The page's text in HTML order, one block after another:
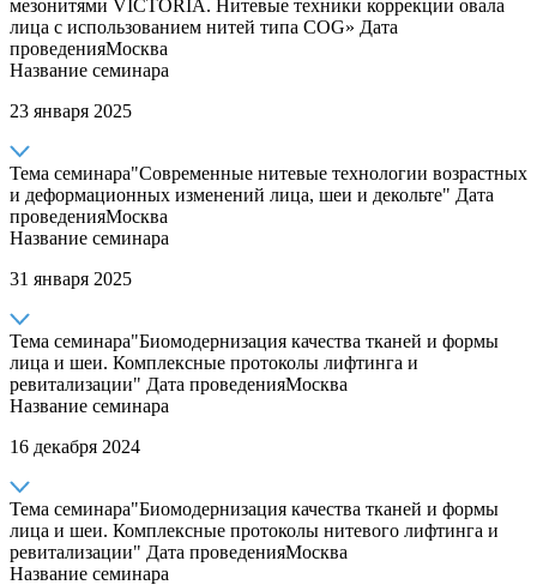
мезонитями VICTORIA. Нитевые техники коррекции овала
лица с использованием нитей типа COG» Дата
проведенияМосква
Название семинара
23 января 2025
Тема семинара"Современные нитевые технологии возрастных
и деформационных изменений лица, шеи и декольте" Дата
проведенияМосква
Название семинара
31 января 2025
Тема семинара"Биомодернизация качества тканей и формы
лица и шеи. Комплексные протоколы лифтинга и
ревитализации" Дата проведенияМосква
Название семинара
16 декабря 2024
Тема семинара"Биомодернизация качества тканей и формы
лица и шеи. Комплексные протоколы нитевого лифтинга и
ревитализации" Дата проведенияМосква
Название семинара